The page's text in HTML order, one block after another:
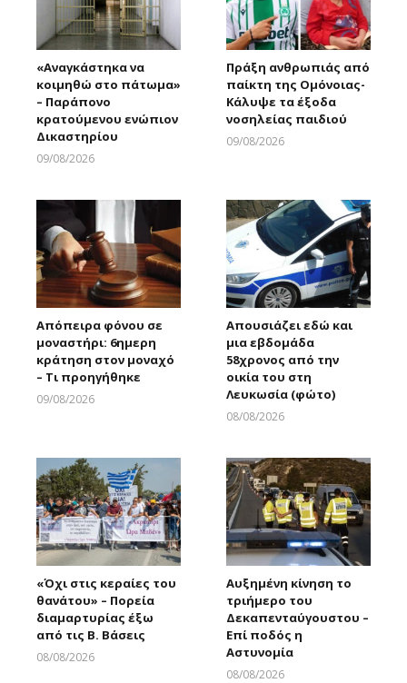
«Αναγκάστηκα να
κοιμηθώ στο πάτωμα»
– Παράπονο
κρατούμενου ενώπιον
Δικαστηρίου
09/08/2026
Πράξη ανθρωπιάς από
παίκτη της Ομόνοιας-
Κάλυψε τα έξοδα
νοσηλείας παιδιού
09/08/2026
Απόπειρα φόνου σε
μοναστήρι: 6ημερη
κράτηση στον μοναχό
– Τι προηγήθηκε
09/08/2026
Απουσιάζει εδώ και
μια εβδομάδα
58χρονος από την
οικία του στη
Λευκωσία (φώτο)
08/08/2026
«Όχι στις κεραίες του
θανάτου» – Πορεία
διαμαρτυρίας έξω
από τις Β. Βάσεις
08/08/2026
Αυξημένη κίνηση το
τριήμερο του
Δεκαπενταύγουστου –
Επί ποδός η
Αστυνομία
08/08/2026